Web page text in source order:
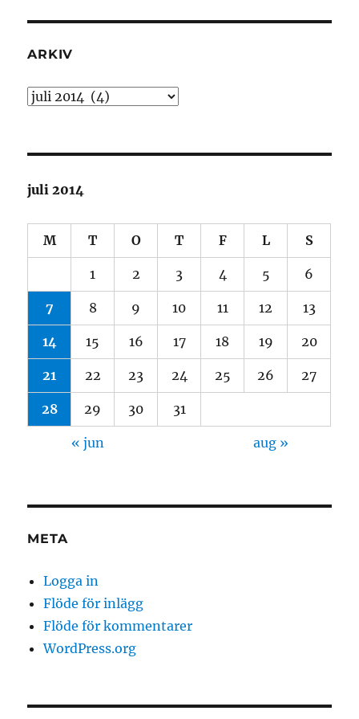
ARKIV
Arkiv
juli 2014
M T O T F L S
1 2 3 4 5 6
7 8 9 10 11 12 13
14 15 16 17 18 19 20
21 22 23 24 25 26 27
28 29 30 31
« jun aug »
META
Logga in
Flöde för inlägg
Flöde för kommentarer
WordPress.org